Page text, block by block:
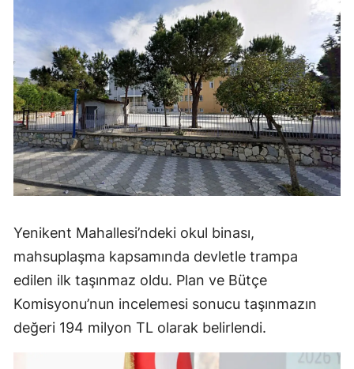
Yenikent Mahallesi’ndeki okul binası,
mahsuplaşma kapsamında devletle trampa
edilen ilk taşınmaz oldu. Plan ve Bütçe
Komisyonu’nun incelemesi sonucu taşınmazın
değeri 194 milyon TL olarak belirlendi.